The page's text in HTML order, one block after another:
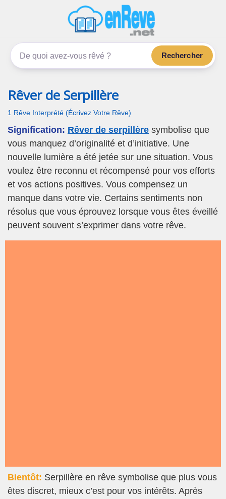
enReve.net
Les rêves, c'est plus que ça
Rechercher
Rêver de Serpillère
1 Rêve Interprété (Écrivez Votre Rêve)
Signification: Rêver de serpillère symbolise que
vous manquez d’originalité et d’initiative. Une
nouvelle lumière a été jetée sur une situation. Vous
voulez être reconnu et récompensé pour vos efforts
et vos actions positives. Vous compensez un
manque dans votre vie. Certains sentiments non
résolus que vous éprouvez lorsque vous êtes éveillé
peuvent souvent s’exprimer dans votre rêve.
Bientôt: Serpillère en rêve symbolise que plus vous
êtes discret, mieux c’est pour vos intérêts. Après